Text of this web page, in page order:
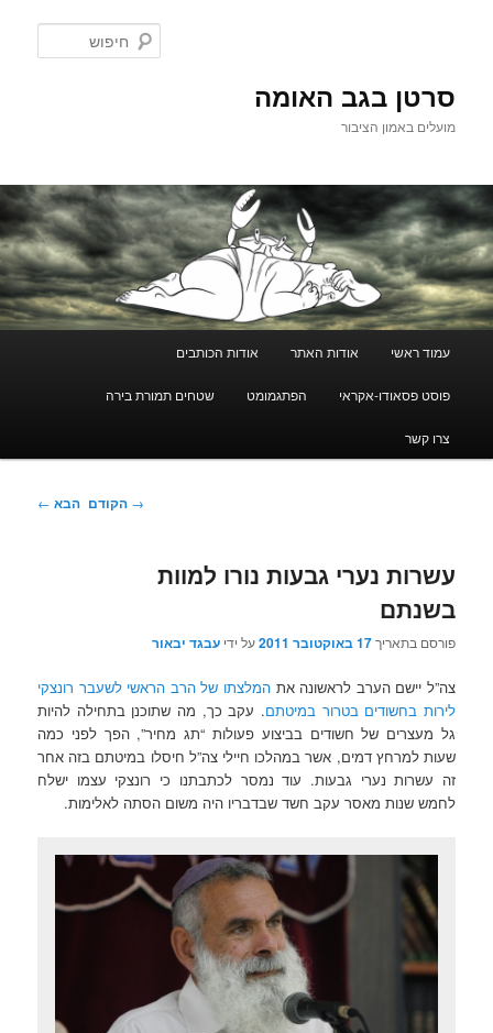
סרטן בגב האומה
מועלים באמון הציבור
עמוד ראשי אודות האתר אודות הכותבים
פוסט פסאודו-אקראי הפתגמומט שטחים תמורת בירה
צרו קשר
ניווט
→ הקודם הבא ←
עשרות נערי גבעות נורו למוות
בשנתם
פורסם בתאריך17 באוקטובר 2011 על ידיעבגד יבאור
צה”ל יישם הערב לראשונה את המלצתו של הרב הראשי לשעבר רונצקי
לירות בחשודים בטרור במיטתם. עקב כך, מה שתוכנן בתחילה להיות
גל מעצרים של חשודים בביצוע פעולות “תג מחיר”, הפך לפני כמה
שעות למרחץ דמים, אשר במהלכו חיילי צה”ל חיסלו במיטתם בזה אחר
זה עשרות נערי גבעות. עוד נמסר לכתבתנו כי רונצקי עצמו ישלח
לחמש שנות מאסר עקב חשד שבדבריו היה משום הסתה לאלימות.